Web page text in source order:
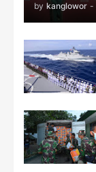
by kanglowor -